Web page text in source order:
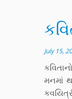
July 15,
મનમાં